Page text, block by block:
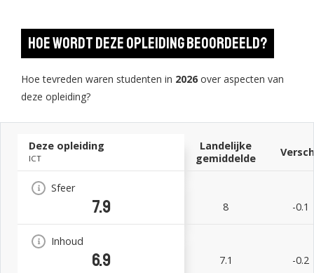
Hoe wordt deze opleiding beoordeeld?
Hoe tevreden waren studenten in 2026 over aspecten van
deze opleiding?
Deze opleiding
ICT
Landelijke
gemiddelde
Sfeer
7.9 8 -0.1
Inhoud
6.9 7.1 -0.2